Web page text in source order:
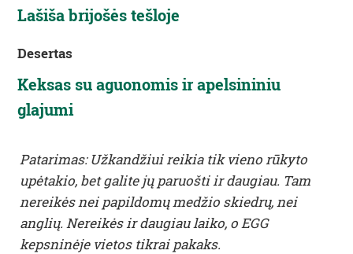
Lašiša brijošės tešloje
Desertas
Keksas su aguonomis ir apelsininiu
glajumi
Patarimas:Užkandžiui reikia tik vieno rūkyto
upėtakio, bet galite jų paruošti ir daugiau. Tam
nereikės nei papildomų medžio skiedrų, nei
anglių. Nereikės ir daugiau laiko, o EGG
kepsninėje vietos tikrai pakaks.